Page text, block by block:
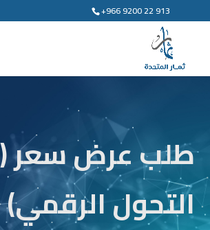
+966 9200 22 913
طلب عرض سعر
التحول الرقمي)